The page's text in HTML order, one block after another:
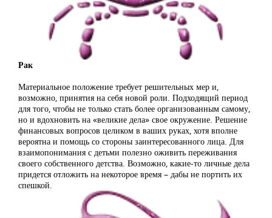
Рак
Материальное положение требует решительных мер и,
возможно, принятия на себя новой роли. Подходящий период
для того, чтобы не только стать более организованным самому,
но и вдохновить на «великие дела» свое окружение. Решение
финансовых вопросов целиком в ваших руках, хотя вполне
вероятна и помощь со стороны заинтересованного лица. Для
взаимопонимания с детьми полезно оживить переживания
своего собственного детства. Возможно, какие-то личные дела
придется отложить на некоторое время – дабы не портить их
спешкой.